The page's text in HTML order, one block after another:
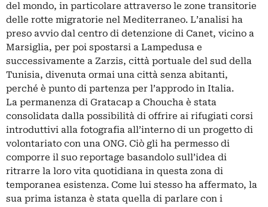
del mondo, in particolare attraverso le zone transitorie
delle rotte migratorie nel Mediterraneo. L’analisi ha
preso avvio dal centro di detenzione di Canet, vicino a
Marsiglia, per poi spostarsi a Lampedusa e
successivamente a Zarzis, città portuale del sud della
Tunisia, divenuta ormai una città senza abitanti,
perché è punto di partenza per l’approdo in Italia.
La permanenza di Gratacap a Choucha è stata
consolidata dalla possibilità di offrire ai rifugiati corsi
introduttivi alla fotografia all’interno di un progetto di
volontariato con una ONG. Ciò gli ha permesso di
comporre il suo reportage basandolo sull’idea di
ritrarre la loro vita quotidiana in questa zona di
temporanea esistenza. Come lui stesso ha affermato, la
sua prima istanza è stata quella di parlare con i